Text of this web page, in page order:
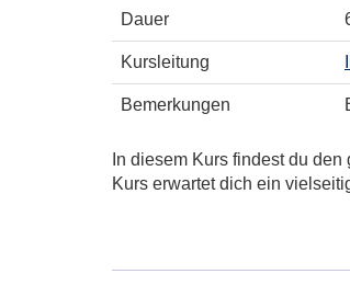
Dauer
Kursleitung
Bemerkungen
In diesem Kurs findest du
Kurs erwartet dich ein